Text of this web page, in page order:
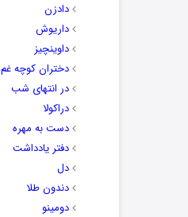
دادزن
داریوش
داوینچیز
دختران کوچه غم
در انتهای شب
دراکولا
دست به مهره
دفتر یادداشت
دل
دندون طلا
دومینو